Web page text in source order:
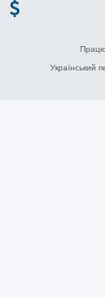
Український